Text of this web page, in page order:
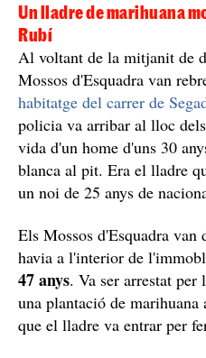
Un lladre de marihuana
Rubí
Al voltant de la mitjanit de
Mossos d'Esquadra van
habitatge del carrer de
policia va arribar al lloc
vida d'un home d'uns 30
blanca al pit. Era el lladre
un noi de 25 anys de
Els Mossos d'Esquadra van
havia a l'interior de
47 anys. Va ser arrestat
una plantació de
que el lladre va entrar per